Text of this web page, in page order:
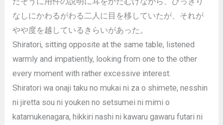
なしにかわるがわる二人に目を移していたが、それが
やや度を越しているきらいがあった。
Shiratori, sitting opposite at the same table, listened
warmly and impatiently, looking from one to the other
every moment with rather excessive interest.
Shiratori wa onaji taku no mukai ni za o shimete, nesshin
ni jiretta sou ni youken no setsumei ni mimi o
katamukenagara, hikkiri nashi ni kawaru gawaru futari ni